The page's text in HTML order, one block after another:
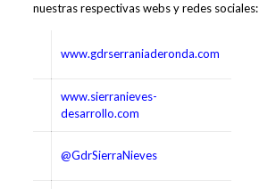
nuestras respectivas webs y redes sociales:
www.gdrserraniaderonda.com
www.sierranieves-
desarrollo.com
@GdrSierraNieves